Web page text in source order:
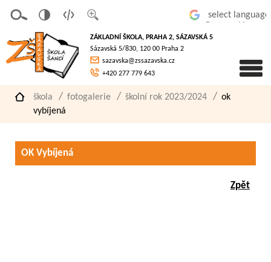
písmo
á
verze
pro
slaboz
raké
ZÁKLADNÍ ŠKOLA, PRAHA 2, SÁZAVSKÁ 5
Sázavská 5/830, 120 00 Praha 2
sazavska@zssazavska.cz
+420 277 779 643
škola fotogalerie školní rok 2023/2024
ok
vybíjená
OK Vybíjená
Zpět